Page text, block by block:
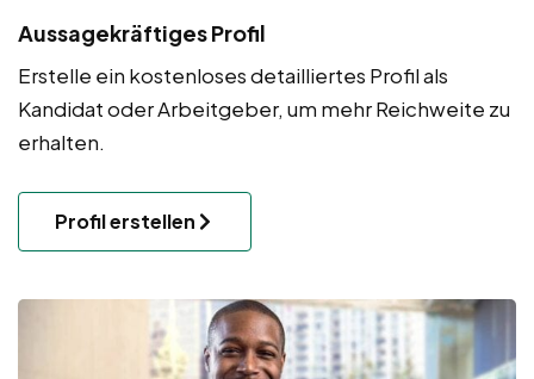
Aussagekräftiges Profil
Erstelle ein kostenloses detailliertes Profil als
Kandidat oder Arbeitgeber, um mehr Reichweite zu
erhalten.
Profil erstellen